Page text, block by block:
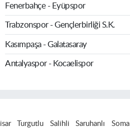
Fenerbahçe - Eyüpspor
Trabzonspor - Gençlerbirliği S.K.
Kasımpaşa - Galatasaray
Antalyaspor - Kocaelispor
Turgutlu Salihli Saruhanlı Soma